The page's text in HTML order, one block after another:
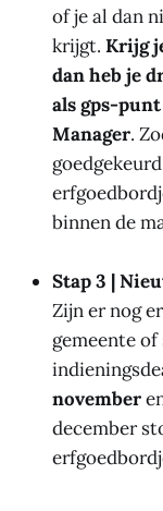
of je al dan
krijgt. Krijg
dan heb je
als gps-
Manager.
binnen de
Stap 3 |
Zijn er nog
gemeente
november
december